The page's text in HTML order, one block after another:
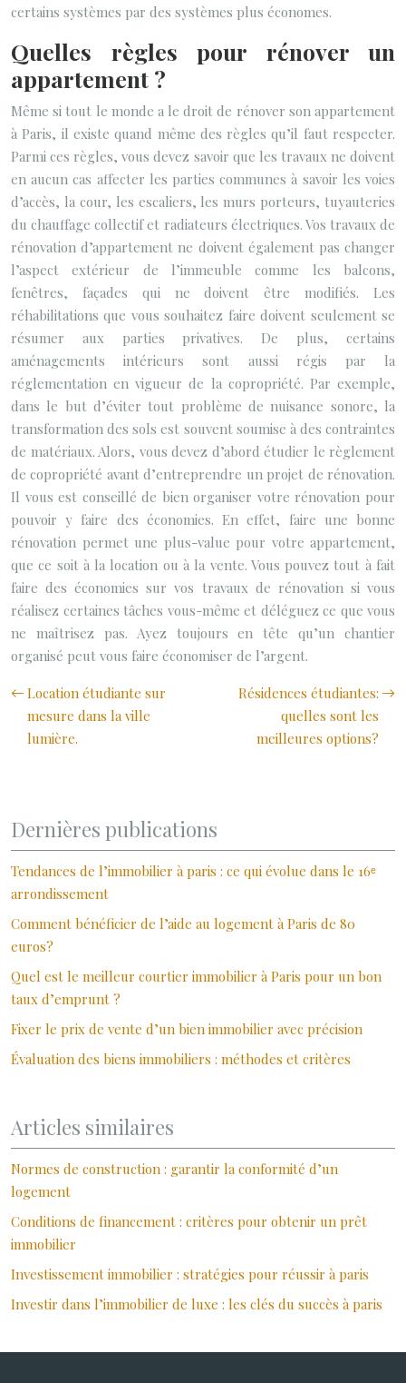
certains systèmes par des systèmes plus économes.
Quelles règles pour rénover un
appartement ?
Même si tout le monde a le droit de rénover son appartement
à Paris, il existe quand même des règles qu’il faut respecter.
Parmi ces règles, vous devez savoir que les travaux ne doivent
en aucun cas affecter les parties communes à savoir les voies
d’accès, la cour, les escaliers, les murs porteurs, tuyauteries
du chauffage collectif et radiateurs électriques. Vos travaux de
rénovation d’appartement ne doivent également pas changer
l’aspect extérieur de l’immeuble comme les balcons,
fenêtres, façades qui ne doivent être modifiés. Les
réhabilitations que vous souhaitez faire doivent seulement se
résumer aux parties privatives. De plus, certains
aménagements intérieurs sont aussi régis par la
réglementation en vigueur de la copropriété. Par exemple,
dans le but d’éviter tout problème de nuisance sonore, la
transformation des sols est souvent soumise à des contraintes
de matériaux. Alors, vous devez d’abord étudier le règlement
de copropriété avant d’entreprendre un projet de rénovation.
Il vous est conseillé de bien organiser votre rénovation pour
pouvoir y faire des économies. En effet, faire une bonne
rénovation permet une plus-value pour votre appartement,
que ce soit à la location ou à la vente. Vous pouvez tout à fait
faire des économies sur vos travaux de rénovation si vous
réalisez certaines tâches vous-même et déléguez ce que vous
ne maîtrisez pas. Ayez toujours en tête qu’un chantier
organisé peut vous faire économiser de l’argent.
Location étudiante sur
mesure dans la ville
lumière.
Résidences étudiantes:
quelles sont les
meilleures options?
Dernières publications
Tendances de l’immobilier à paris : ce qui évolue dans le 16ᵉ
arrondissement
Comment bénéficier de l’aide au logement à Paris de 80
euros?
Quel est le meilleur courtier immobilier à Paris pour un bon
taux d’emprunt ?
Fixer le prix de vente d’un bien immobilier avec précision
Évaluation des biens immobiliers : méthodes et critères
Articles similaires
Normes de construction : garantir la conformité d’un
logement
Conditions de financement : critères pour obtenir un prêt
immobilier
Investissement immobilier : stratégies pour réussir à paris
Investir dans l’immobilier de luxe : les clés du succès à paris